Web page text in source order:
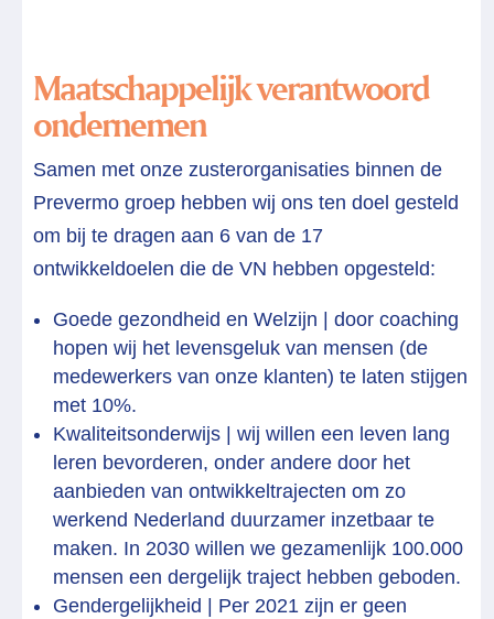
Maatschappelijk verantwoord
ondernemen
Samen met onze zusterorganisaties binnen de
Prevermo groep hebben wij ons ten doel gesteld
om bij te dragen aan 6 van de 17
ontwikkeldoelen die de VN hebben opgesteld:
Goede gezondheid en Welzijn | door coaching
hopen wij het levensgeluk van mensen (de
medewerkers van onze klanten) te laten stijgen
met 10%.
Kwaliteitsonderwijs | wij willen een leven lang
leren bevorderen, onder andere door het
aanbieden van ontwikkeltrajecten om zo
werkend Nederland duurzamer inzetbaar te
maken. In 2030 willen we gezamenlijk 100.000
mensen een dergelijk traject hebben geboden.
Gendergelijkheid | Per 2021 zijn er geen